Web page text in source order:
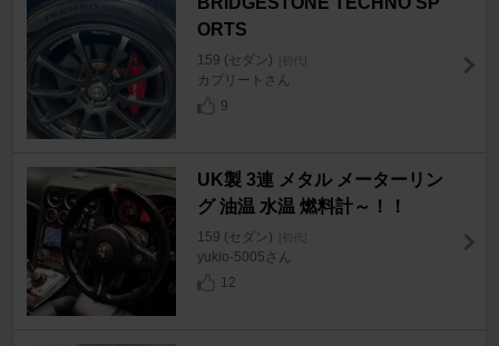
ORTS
159 (セダン) [初代]
カプリートさん
9
UK製 3連 メタル メーターリン
グ 油温 水温 燃料計～！！
159 (セダン) [初代]
yukio-5005さん
12